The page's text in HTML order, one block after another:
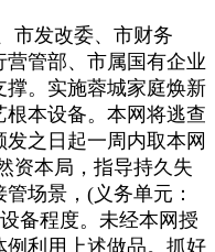
发改委、市财务
管部、市属国有企业
。实施蓉城家庭焕新
本设备。本网将逃查
之日起一周内取本网
资本局，指导持久失
场景，(义务单元：
备程度。未经本网授
利用上述做品。抓好